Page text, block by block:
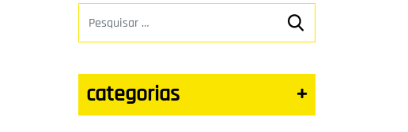
categorias +